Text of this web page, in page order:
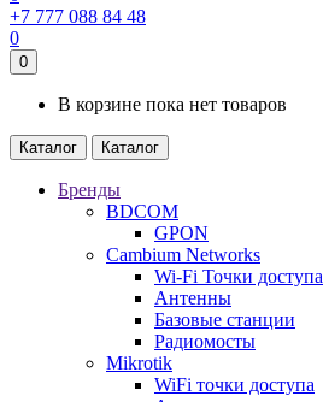
+7 777 088 84 48
0
0
В корзине пока нет товаров
Каталог Каталог
Бренды
BDCOM
GPON
Cambium Networks
Wi-Fi Точки доступа
Антенны
Базовые станции
Радиомосты
Mikrotik
WiFi точки доступа